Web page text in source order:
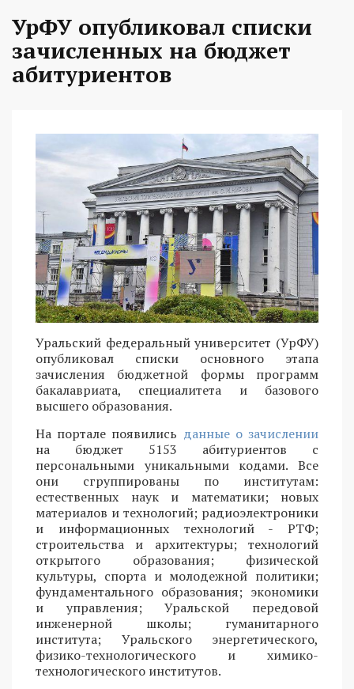
УрФУ опубликовал списки
зачисленных на бюджет
абитуриентов
Уральский федеральный университет (УрФУ)
опубликовал списки основного этапа
зачисления бюджетной формы программ
бакалавриата, специалитета и базового
высшего образования.
На портале появились данные о зачислении
на бюджет 5153 абитуриентов с
персональными уникальными кодами. Все
они сгруппированы по институтам:
естественных наук и математики; новых
материалов и технологий; радиоэлектроники
и информационных технологий - РТФ;
строительства и архитектуры; технологий
открытого образования; физической
культуры, спорта и молодежной политики;
фундаментального образования; экономики
и управления; Уральской передовой
инженерной школы; гуманитарного
института; Уральского энергетического,
физико-технологического и химико-
технологического институтов.